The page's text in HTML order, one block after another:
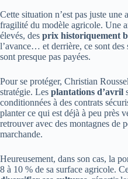
Cette situation n’est pas juste une
fragilité du modèle agricole. Une
élevés, des prix historiquement
l’avance… et derrière, ce sont des
sont presque pas payées.
Pour se protéger, Christian
stratégie. Les plantations d’avril
conditionnées à des contrats
planter ce qui est déjà à peu près
retrouver avec des montagnes de
marchande.
Heureusement, dans son cas, la
8 à 10 % de sa surface agricole.